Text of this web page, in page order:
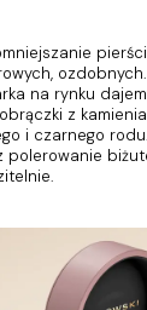
ozdobnych.
na rynku
z
i czarnego rodu.
polerowanie